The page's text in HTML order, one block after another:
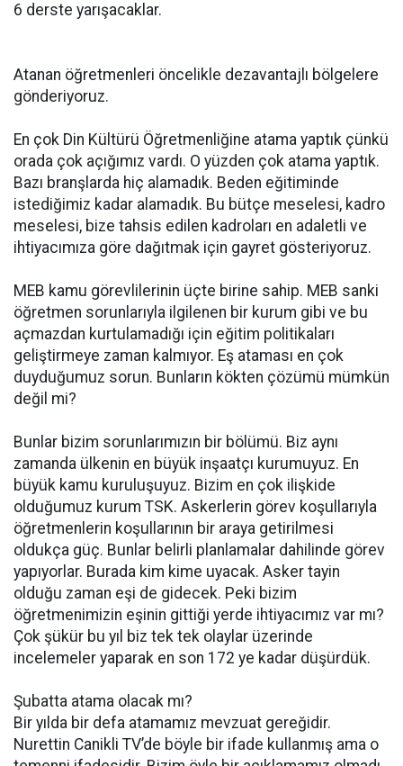
6 derste yarışacaklar.
Atanan öğretmenleri öncelikle dezavantajlı bölgelere
gönderiyoruz.
En çok Din Kültürü Öğretmenliğine atama yaptık çünkü
orada çok açığımız vardı. O yüzden çok atama yaptık.
Bazı branşlarda hiç alamadık. Beden eğitiminde
istediğimiz kadar alamadık. Bu bütçe meselesi, kadro
meselesi, bize tahsis edilen kadroları en adaletli ve
ihtiyacımıza göre dağıtmak için gayret gösteriyoruz.
MEB kamu görevlilerinin üçte birine sahip. MEB sanki
öğretmen sorunlarıyla ilgilenen bir kurum gibi ve bu
açmazdan kurtulamadığı için eğitim politikaları
geliştirmeye zaman kalmıyor. Eş ataması en çok
duyduğumuz sorun. Bunların kökten çözümü mümkün
değil mi?
Bunlar bizim sorunlarımızın bir bölümü. Biz aynı
zamanda ülkenin en büyük inşaatçı kurumuyuz. En
büyük kamu kuruluşuyuz. Bizim en çok ilişkide
olduğumuz kurum TSK. Askerlerin görev koşullarıyla
öğretmenlerin koşullarının bir araya getirilmesi
oldukça güç. Bunlar belirli planlamalar dahilinde görev
yapıyorlar. Burada kim kime uyacak. Asker tayin
olduğu zaman eşi de gidecek. Peki bizim
öğretmenimizin eşinin gittiği yerde ihtiyacımız var mı?
Çok şükür bu yıl biz tek tek olaylar üzerinde
incelemeler yaparak en son 172 ye kadar düşürdük.
Şubatta atama olacak mı?
Bir yılda bir defa atamamız mevzuat gereğidir.
Nurettin Canikli TV’de böyle bir ifade kullanmış ama o